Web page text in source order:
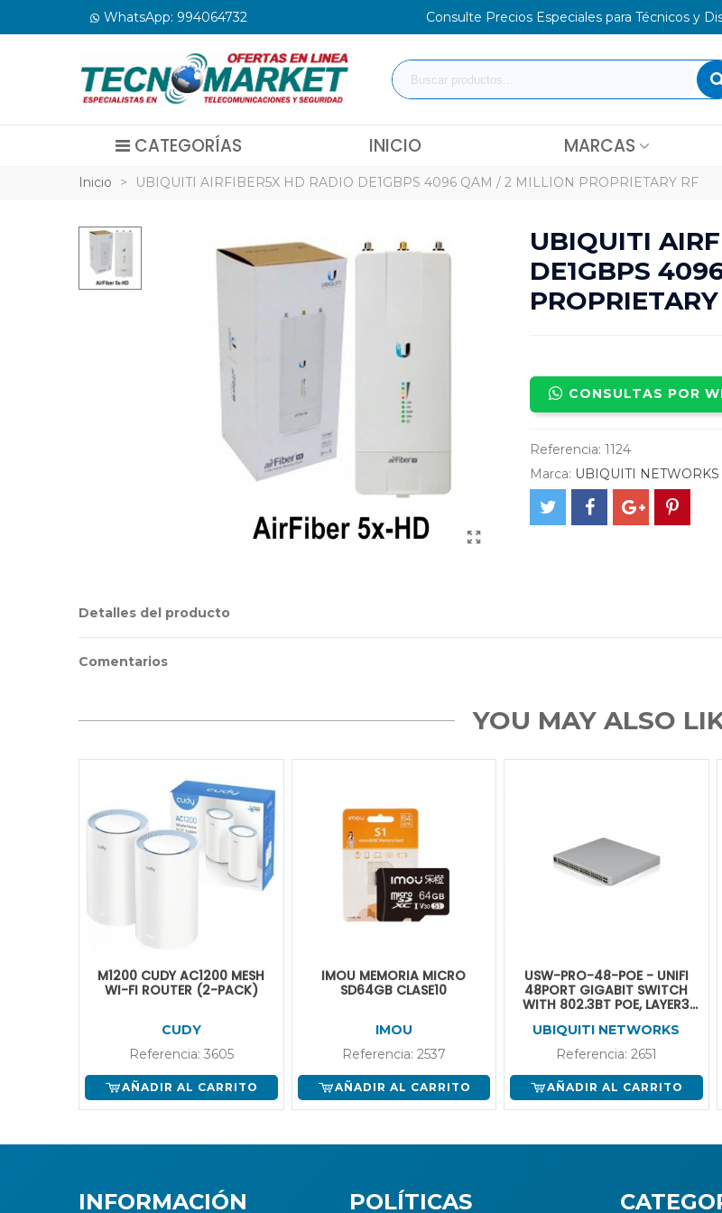
WhatsApp: 994064732 Consulte Precios Especiales para Técnicos y
CATEGORÍAS INICIO MARCAS
Inicio > UBIQUITI AIRFIBER5X HD RADIO DE1GBPS 4096 QAM / 2 MILLION PROPRIETARY RF
UBIQUITI
DE1GBPS
CONSULTAS POR
Referencia: 1124
Marca: UBIQUITI NETWORKS
Detalles del producto
Comentarios
YOU MAY ALSO
M1200 CUDY AC1200 MESH
WI-FI ROUTER (2-PACK)
CUDY
Referencia: 3605
AÑADIR AL CARRITO
IMOU MEMORIA MICRO
SD64GB CLASE10
IMOU
Referencia: 2537
AÑADIR AL CARRITO
USW-PRO-48-POE - UNIFI
48PORT GIGABIT SWITCH
WITH 802.3BT POE, LAYER3
UBIQUITI NETWORKS
Referencia: 2651
AÑADIR AL CARRITO
INFORMACIÓN POLÍTICAS